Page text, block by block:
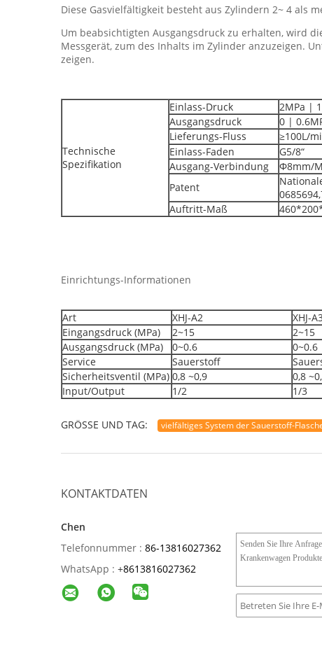
Diese Gasvielfältigkeit besteht aus Zylindern 2~ 4 als
Um beabsichtigten Ausgangsdruck zu erhalten, wird
Messgerät, zum des Inhalts im Zylinder anzuzeigen.
zeigen.
Technische
Spezifikation
Einlass-Druck
2MPa |
Ausgangsdruck
0 |
Lieferungs-Fluss
≥100L/
Einlass-Faden
G5/8“
Ausgang-Verbindung
Φ8mm/
Patent
Auftritt-Maß
Einrichtungs-Informationen
Art XHJ-A2 XHJ-
Eingangsdruck (MPa)
2~15 2~15
Ausgangsdruck (MPa)
0~0.6 0~0.6
Service
Sauerstoff
Sicherheitsventil (MPa) 0,8 ~0,9 0,8
Input/Output
1/2 1/3
GRÖSSE UND TAG: vielfältiges System der Sauerstoff-
KONTAKTDATEN
Chen
Telefonnummer : 86-13816027362
WhatsApp : +8613816027362